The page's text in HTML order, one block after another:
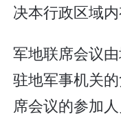
决本行政区域
军地联席会议
驻地军事机关
席会议的参加